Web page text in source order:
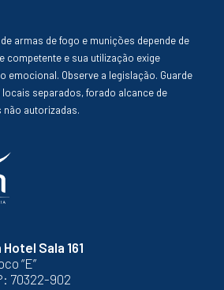
Sala 161
“E”
70322-902
armas de fogo e munições depende de
competente e sua utilização exige
emocional. Observe a legislação. Guarde
separados, forado alcance de
não autorizadas.